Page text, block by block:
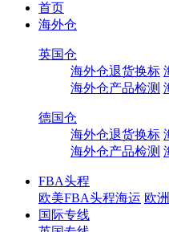
首页
海外仓
英国仓
海外仓退货换标
海外仓产品检测
德国仓
海外仓退货换标
海外仓产品检测
FBA头程
欧美FBA头程海运 欧
国际专线